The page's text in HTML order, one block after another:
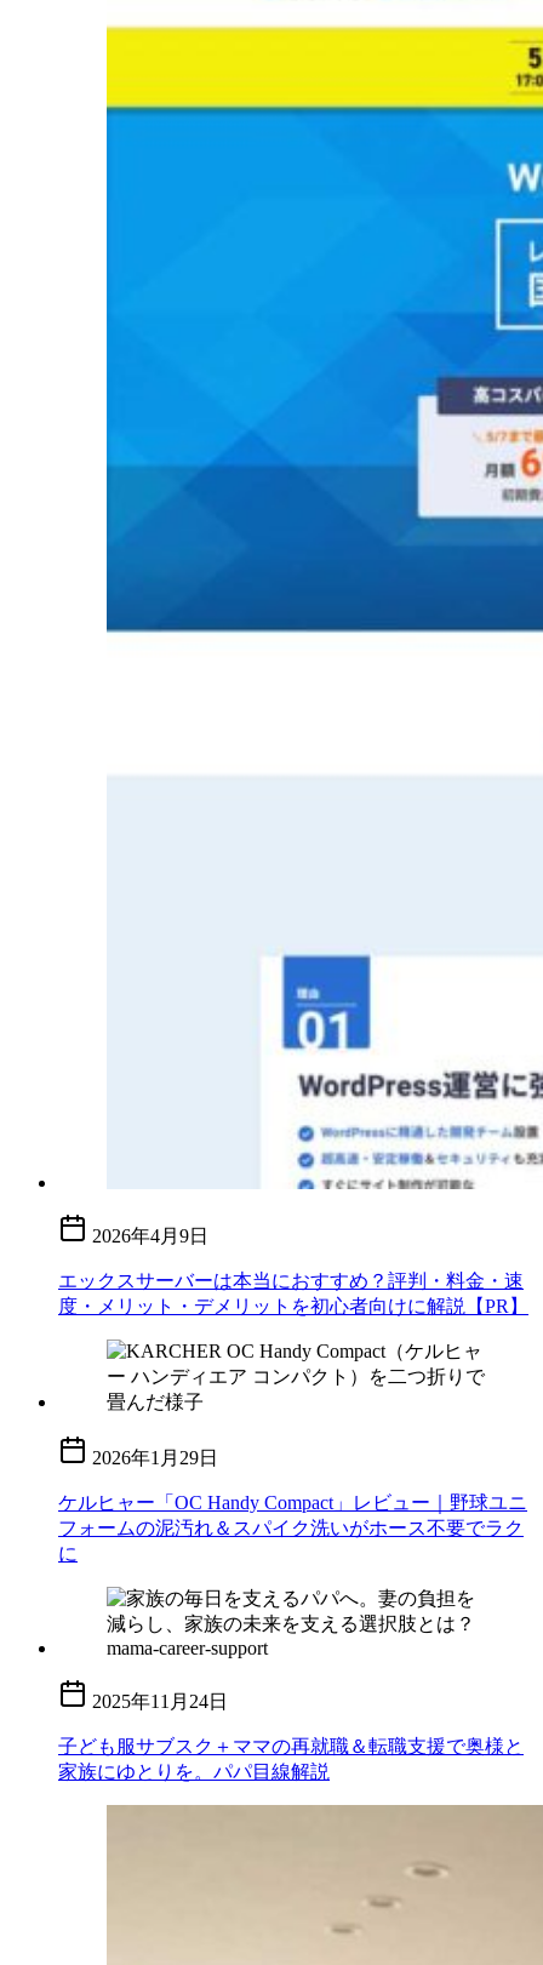
2026年4月9日
エックスサーバーは本当におすすめ？評判・料金・速
度・メリット・デメリットを初心者向けに解説【PR】
2026年1月29日
ケルヒャー「OC Handy Compact」レビュー｜野球ユニ
フォームの泥汚れ＆スパイク洗いがホース不要でラク
に
2025年11月24日
子ども服サブスク＋ママの再就職＆転職支援で奥様と
家族にゆとりを。パパ目線解説